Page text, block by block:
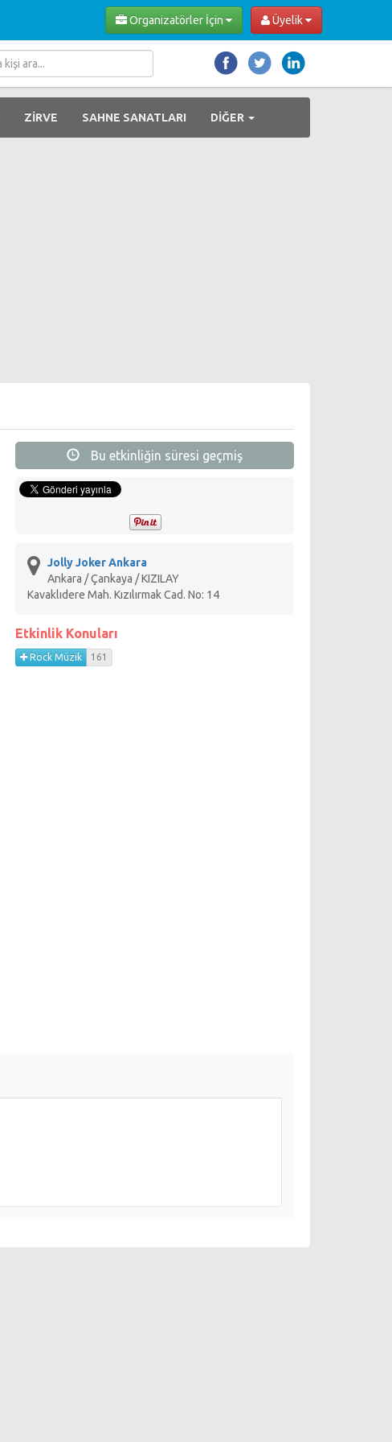
Üyelik
Organizatörler İçin
ZİRVE SAHNE SANATLARI DİĞER
Bu etkinliğin süresi geçmiş
Jolly Joker Ankara
Ankara / Çankaya / KIZILAY
Kavaklıdere Mah. Kızılırmak Cad. No: 14
Etkinlik Konuları
Rock Müzik 161